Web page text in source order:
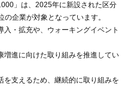
介
」は、2025年に新設された区分
企業が対象となっています。
・拡充や、ウォーキングイベント
増進に向けた取り組みを推進してい
支えるため、継続的に取り組みを